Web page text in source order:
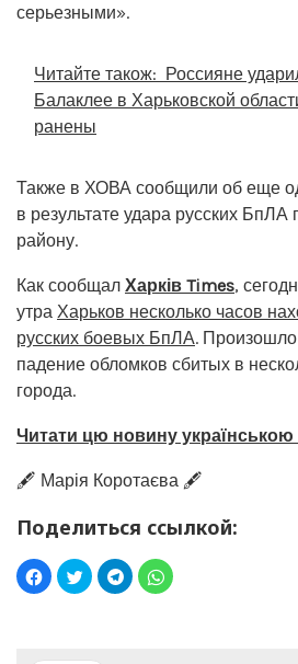
серьезными».
Читайте також: Россияне
Балаклее в Харьковской
ранены
Также в ХОВА сообщили об еще
в результате удара русских
району.
Как сообщал Харків Times,
утра Харьков несколько часов
русских боевых БпЛА.
падение обломков сбитых в
города.
Читати цю новину
🖋️ Марія Коротаєва 🖋️
Поделиться ссылкой: